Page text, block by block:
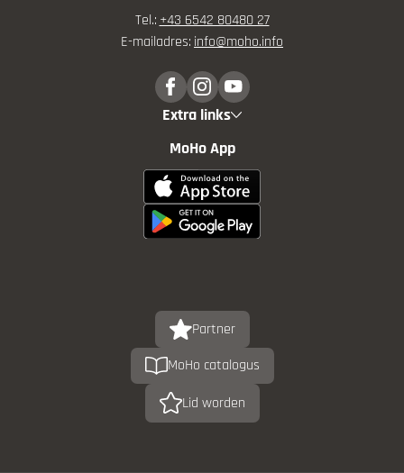
Tel.: +43 6542 80480 27
E-mailadres: info@moho.info
Extra links
MoHo App
Partner
MoHo catalogus
Lid worden